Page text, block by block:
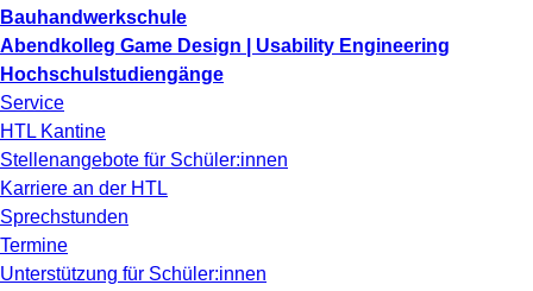
Bauhandwerkschule
Abendkolleg Game Design | Usability Engineering
Hochschulstudiengänge
Service
HTL Kantine
Stellenangebote für Schüler:innen
Karriere an der HTL
Sprechstunden
Termine
Unterstützung für Schüler:innen